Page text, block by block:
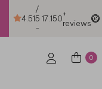
4.51
/
5
-
17.150+
reviews
0